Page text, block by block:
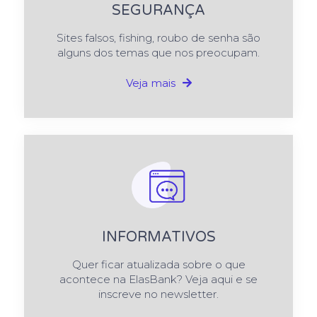
SEGURANÇA
Sites falsos, fishing, roubo de senha são
alguns dos temas que nos preocupam.
Veja mais
INFORMATIVOS
Quer ficar atualizada sobre o que
acontece na ElasBank? Veja aqui e se
inscreve no newsletter.